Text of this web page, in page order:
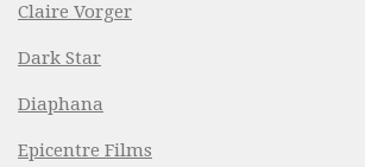
Claire Vorger
Dark Star
Diaphana
Epicentre Films